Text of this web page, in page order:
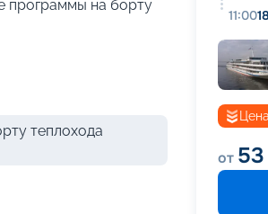
программы на борту
теплохода
11:00
от